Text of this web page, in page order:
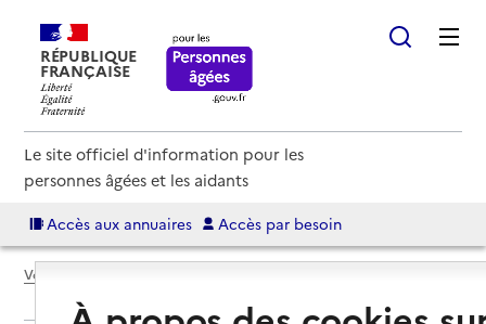
RÉPUBLIQUE
FRANÇAISE
Le site officiel d'information pour les
personnes âgées et les aidants
Accès aux annuaires Accès par besoin
Voir le fil d’Ariane